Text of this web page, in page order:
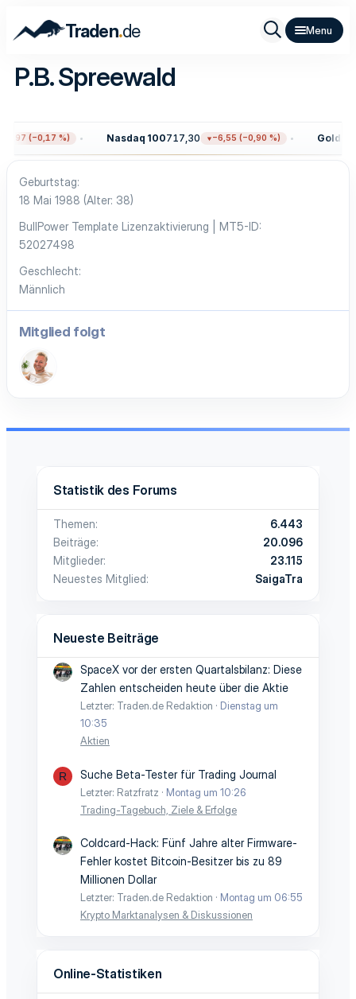
Traden.de
P.B. Spreewald
(−0,17 %) Nasdaq 100717,30 −6,55 (−0,90 %) Gold
Geburtstag
18 Mai 1988 (Alter: 38)
BullPower Template Lizenzaktivierung | MT5-ID
52027498
Geschlecht
Männlich
Mitglied folgt
Statistik des Forums
Themen
6.443
Beiträge
20.096
Mitglieder
23.115
Neuestes Mitglied
SaigaTra
Neueste Beiträge
SpaceX vor der ersten Quartalsbilanz: Diese
Zahlen entscheiden heute über die Aktie
Letzter: Traden.de Redaktion
Dienstag um
10:35
Aktien
R Suche Beta-Tester für Trading Journal
Letzter: Ratzfratz
Montag um 10:26
Trading-Tagebuch, Ziele & Erfolge
Coldcard-Hack: Fünf Jahre alter Firmware-
Fehler kostet Bitcoin-Besitzer bis zu 89
Millionen Dollar
Letzter: Traden.de Redaktion
Montag um 06:55
Krypto Marktanalysen & Diskussionen
Online-Statistiken